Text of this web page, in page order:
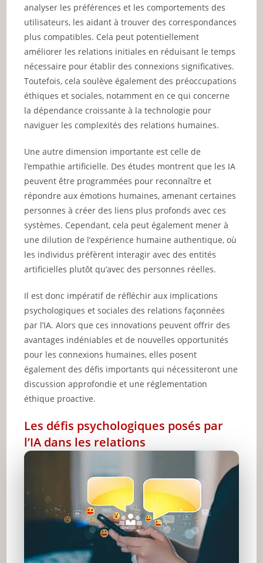
analyser les préférences et les comportements des
utilisateurs, les aidant à trouver des correspondances
plus compatibles. Cela peut potentiellement
améliorer les relations initiales en réduisant le temps
nécessaire pour établir des connexions significatives.
Toutefois, cela soulève également des préoccupations
éthiques et sociales, notamment en ce qui concerne
la dépendance croissante à la technologie pour
naviguer les complexités des relations humaines.
Une autre dimension importante est celle de
l’empathie artificielle. Des études montrent que les IA
peuvent être programmées pour reconnaître et
répondre aux émotions humaines, amenant certaines
personnes à créer des liens plus profonds avec ces
systèmes. Cependant, cela peut également mener à
une dilution de l’expérience humaine authentique, où
les individus préfèrent interagir avec des entités
artificielles plutôt qu’avec des personnes réelles.
Il est donc impératif de réfléchir aux implications
psychologiques et sociales des relations façonnées
par l’IA. Alors que ces innovations peuvent offrir des
avantages indéniables et de nouvelles opportunités
pour les connexions humaines, elles posent
également des défis importants qui nécessiteront une
discussion approfondie et une réglementation
éthique proactive.
Les défis psychologiques posés par
l’IA dans les relations